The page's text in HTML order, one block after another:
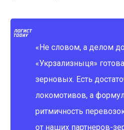
«Не словом, а делом
«Укрзализныця»
зерновых. Есть
локомотивов, а
ритмичность
от наших партнеров-